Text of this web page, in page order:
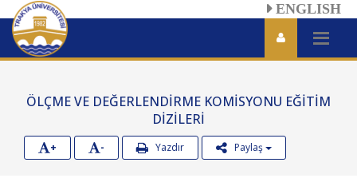
ENGLISH
ÖLÇME VE DEĞERLENDİRME KOMİSYONU EĞİTİM
DİZİLERİ
+ - Yazdır Paylaş